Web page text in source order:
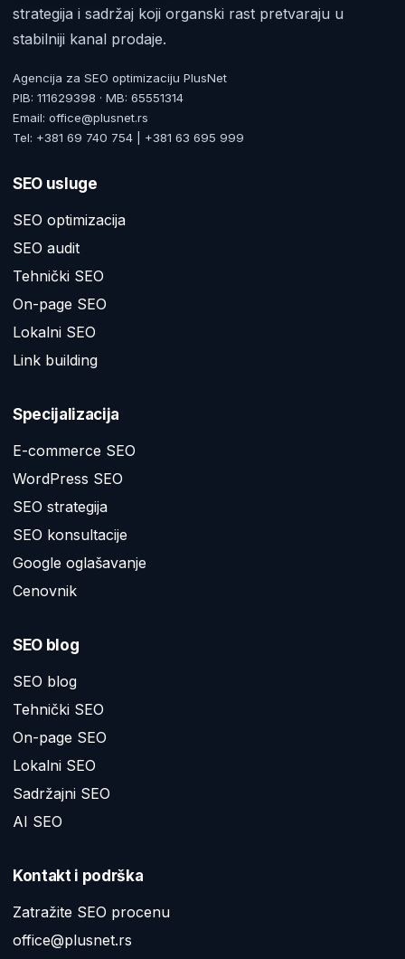
strategija i sadržaj koji organski rast pretvaraju u
stabilniji kanal prodaje.
Agencija za SEO optimizaciju PlusNet
PIB: 111629398 · MB: 65551314
Email: office@plusnet.rs
Tel: +381 69 740 754 | +381 63 695 999
SEO usluge
SEO optimizacija
SEO audit
Tehnički SEO
On-page SEO
Lokalni SEO
Link building
Specijalizacija
E-commerce SEO
WordPress SEO
SEO strategija
SEO konsultacije
Google oglašavanje
Cenovnik
SEO blog
SEO blog
Tehnički SEO
On-page SEO
Lokalni SEO
Sadržajni SEO
AI SEO
Kontakt i podrška
Zatražite SEO procenu
office@plusnet.rs